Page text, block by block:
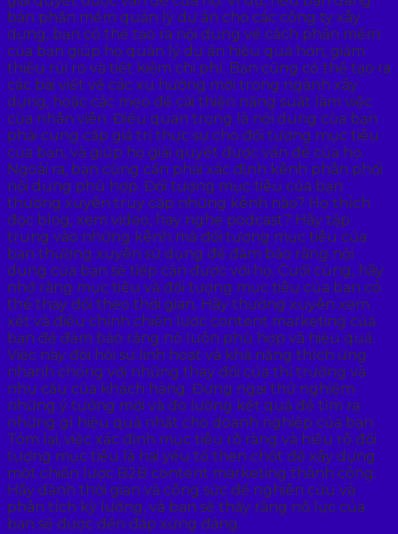
bán phần mềm quản lý dự án cho các công ty xây
dựng, bạn có thể tạo ra nội dung về cách phần mềm
của bạn giúp họ quản lý dự án hiệu quả hơn, giảm
thiểu rủi ro và tiết kiệm chi phí. Bạn cũng có thể tạo ra
các bài viết về các xu hướng mới trong ngành xây
dựng, hoặc các mẹo để cải thiện năng suất làm việc
của nhân viên. Điều quan trọng là nội dung của bạn
phải cung cấp giá trị thực sự cho đối tượng mục tiêu
của bạn, và giúp họ giải quyết được vấn đề của họ.
Ngoài ra, bạn cũng cần phải xác định kênh phân phối
nội dung phù hợp. Đối tượng mục tiêu của bạn
thường xuyên truy cập những kênh nào? Họ thích
đọc blog, xem video, hay nghe podcast? Hãy tập
trung vào những kênh mà đối tượng mục tiêu của
bạn thường xuyên sử dụng để đảm bảo rằng nội
dung của bạn sẽ tiếp cận được với họ. Cuối cùng, hãy
nhớ rằng mục tiêu và đối tượng mục tiêu của bạn có
thể thay đổi theo thời gian. Hãy thường xuyên xem
xét và điều chỉnh chiến lược content marketing của
bạn để đảm bảo rằng nó luôn phù hợp và hiệu quả.
Việc này đòi hỏi sự linh hoạt và khả năng thích ứng
nhanh chóng với những thay đổi của thị trường và
nhu cầu của khách hàng. Đừng ngại thử nghiệm
những ý tưởng mới và đo lường kết quả để tìm ra
những gì hiệu quả nhất cho doanh nghiệp của bạn.
Tóm lại, việc xác định mục tiêu rõ ràng và hiểu rõ đối
tượng mục tiêu là hai yếu tố then chốt để xây dựng
một chiến lược B2B content marketing thành công.
Hãy dành thời gian và công sức để nghiên cứu và
phân tích kỹ lưỡng, và bạn sẽ thấy rằng nỗ lực của
bạn sẽ được đền đáp xứng đáng.